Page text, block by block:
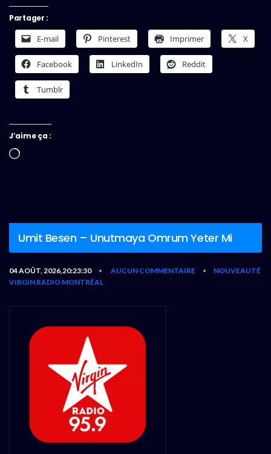
Partager :
E-mail Pinterest Imprimer X
Facebook LinkedIn Reddit
Tumblr
J’aime ça :
Chargement…
Umit Besen – Unutmaya Omrum Yeter Mi
04 AOÛT, 2026,20:23:30 • AUCUN COMMENTAIRE •
NOUVEAUTÉ
VIRGIN RADIO MONTRÉAL